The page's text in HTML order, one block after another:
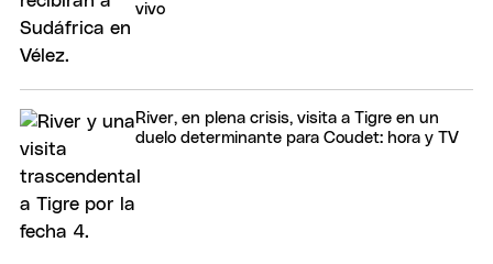
vivo
River, en plena crisis, visita a Tigre en un
duelo determinante para Coudet: hora y TV